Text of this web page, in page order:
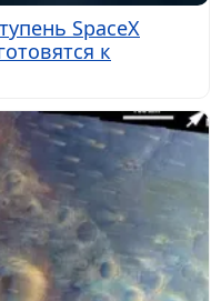
SpaceX
к